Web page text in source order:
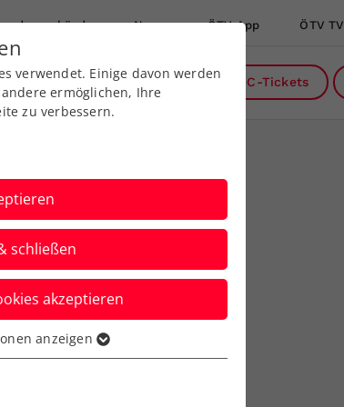
News ÖTV App ÖTV TV
Über uns DC-Tickets
verwendet. Einige davon werden
ermöglichen, Ihre
zu verbessern.
schließen
akzeptieren
Funktionen der
dass die Webseite
anzeigen